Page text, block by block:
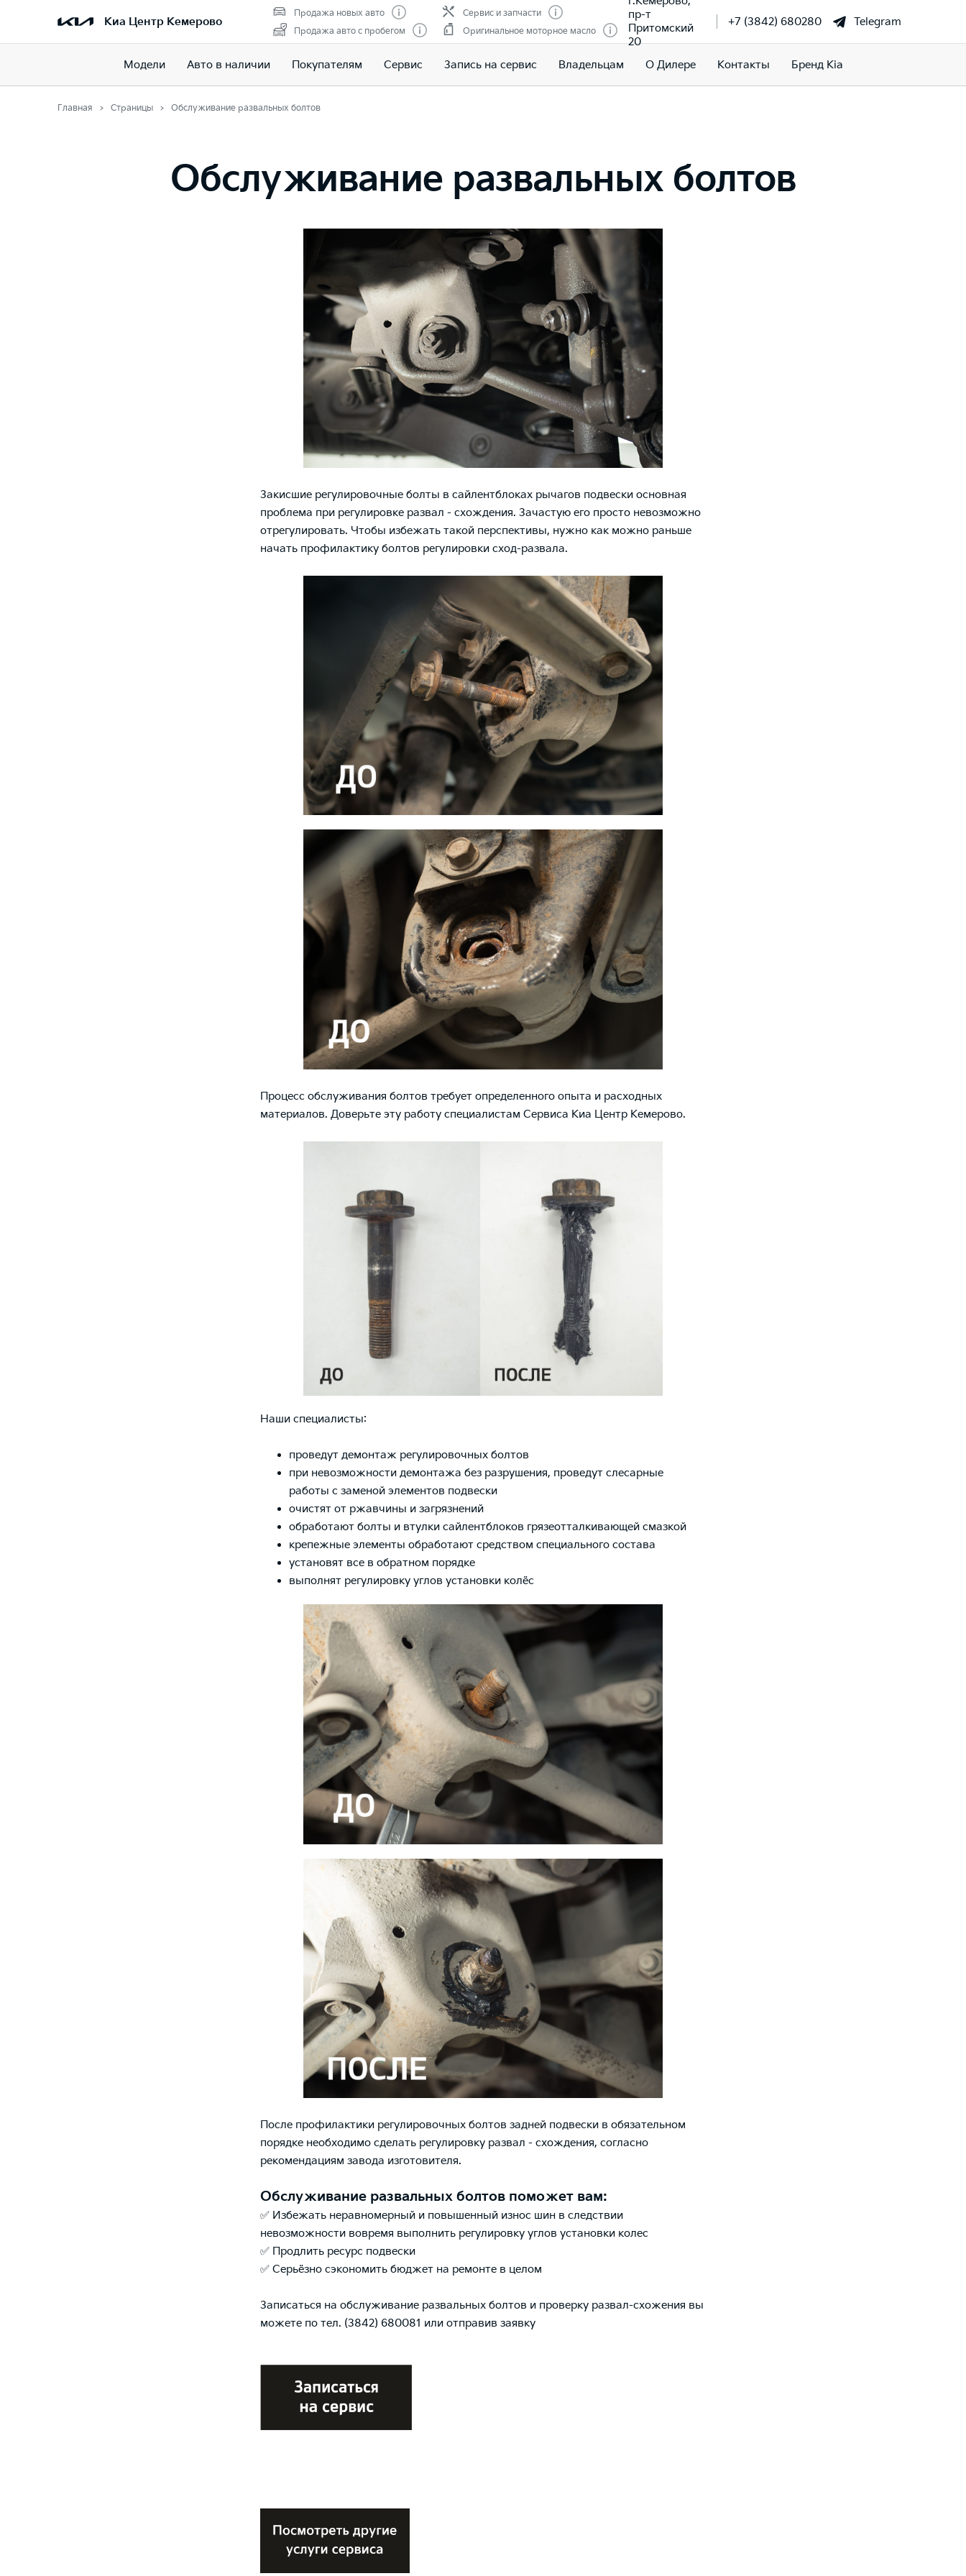
Киа Центр Кемерово
Продажа новых авто
Продажа авто с пробегом
Сервис и запчасти
Оригинальное моторное масло
пр-т
Притомский
20
+7 (3842) 680280 Telegram
Модели Авто в наличии Покупателям Сервис Запись на сервис Владельцам О Дилере Контакты Бренд Kia
Главная Страницы Обслуживание развальных болтов
Обслуживание развальных болтов
Закисшие регулировочные болты в сайлентблоках рычагов подвески основная
проблема при регулировке развал - схождения. Зачастую его просто невозможно
отрегулировать. Чтобы избежать такой перспективы, нужно как можно раньше
начать профилактику болтов регулировки сход-развала.
Процесс обслуживания болтов требует определенного опыта и расходных
материалов. Доверьте эту работу специалистам Сервиса Киа Центр Кемерово.
Наши специалисты:
проведут демонтаж регулировочных болтов
при невозможности демонтажа без разрушения, проведут слесарные
работы с заменой элементов подвески
очистят от ржавчины и загрязнений
обработают болты и втулки сайлентблоков грязеотталкивающей смазкой
крепежные элементы обработают средством специального состава
установят все в обратном порядке
выполнят регулировку углов установки колёс
После профилактики регулировочных болтов задней подвески в обязательном
порядке необходимо сделать регулировку развал - схождения, согласно
рекомендациям завода изготовителя.
Обслуживание развальных болтов поможет вам:
✅ Избежать неравномерный и повышенный износ шин в следствии
невозможности вовремя выполнить регулировку углов установки колес
✅ Продлить ресурс подвески
✅ Серьёзно сэкономить бюджет на ремонте в целом
Записаться на обслуживание развальных болтов и проверку развал-схожения вы
можете по тел. (3842) 680081 или отправив заявку